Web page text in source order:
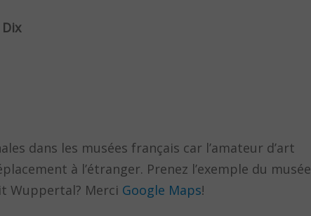
dans les musées français car l’amateur d’art
à l’étranger. Prenez l’exemple du musée
Wuppertal? Merci Google Maps!